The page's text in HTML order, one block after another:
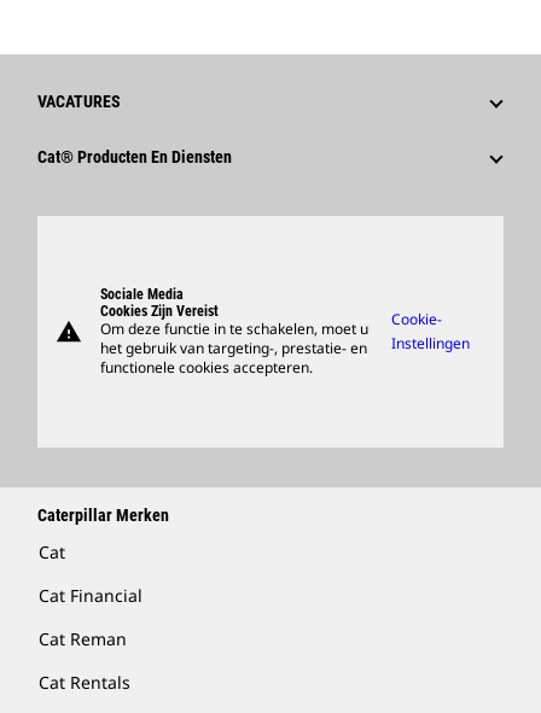
VACATURES
Waarom Caterpillar?
Cat® Producten En Diensten
Ondersteuning
Merchandise Kopen
Dealer Zoeken
warning
Sociale Media
Cookies Zijn Vereist
Om deze functie in te schakelen, moet u
het gebruik van targeting-, prestatie- en
functionele cookies accepteren.
Cookie-
Instellingen
Caterpillar Merken
Cat
Cat Financial
Cat Reman
Cat Rentals